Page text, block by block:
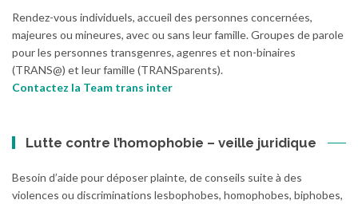
Rendez-vous individuels, accueil des personnes concernées,
majeures ou mineures, avec ou sans leur famille. Groupes de parole
pour les personnes transgenres, agenres et non-binaires
(TRANS@) et leur famille (TRANSparents).
Contactez la Team trans inter
Lutte contre l’homophobie – veille juridique
Besoin d’aide pour déposer plainte, de conseils suite à des
violences ou discriminations lesbophobes, homophobes, biphobes,